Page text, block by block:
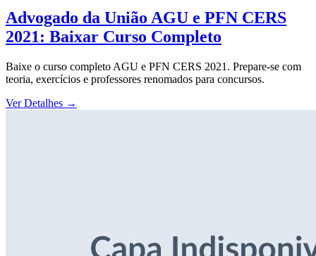
Advogado da União AGU e PFN CERS
2021: Baixar Curso Completo
Baixe o curso completo AGU e PFN CERS 2021. Prepare-se com
teoria, exercícios e professores renomados para concursos.
Ver Detalhes →